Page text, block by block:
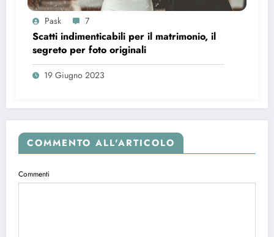
Pask 7
Scatti indimenticabili per il matrimonio, il
segreto per foto originali
19 Giugno 2023
COMMENTO ALL'ARTICOLO
Commenti